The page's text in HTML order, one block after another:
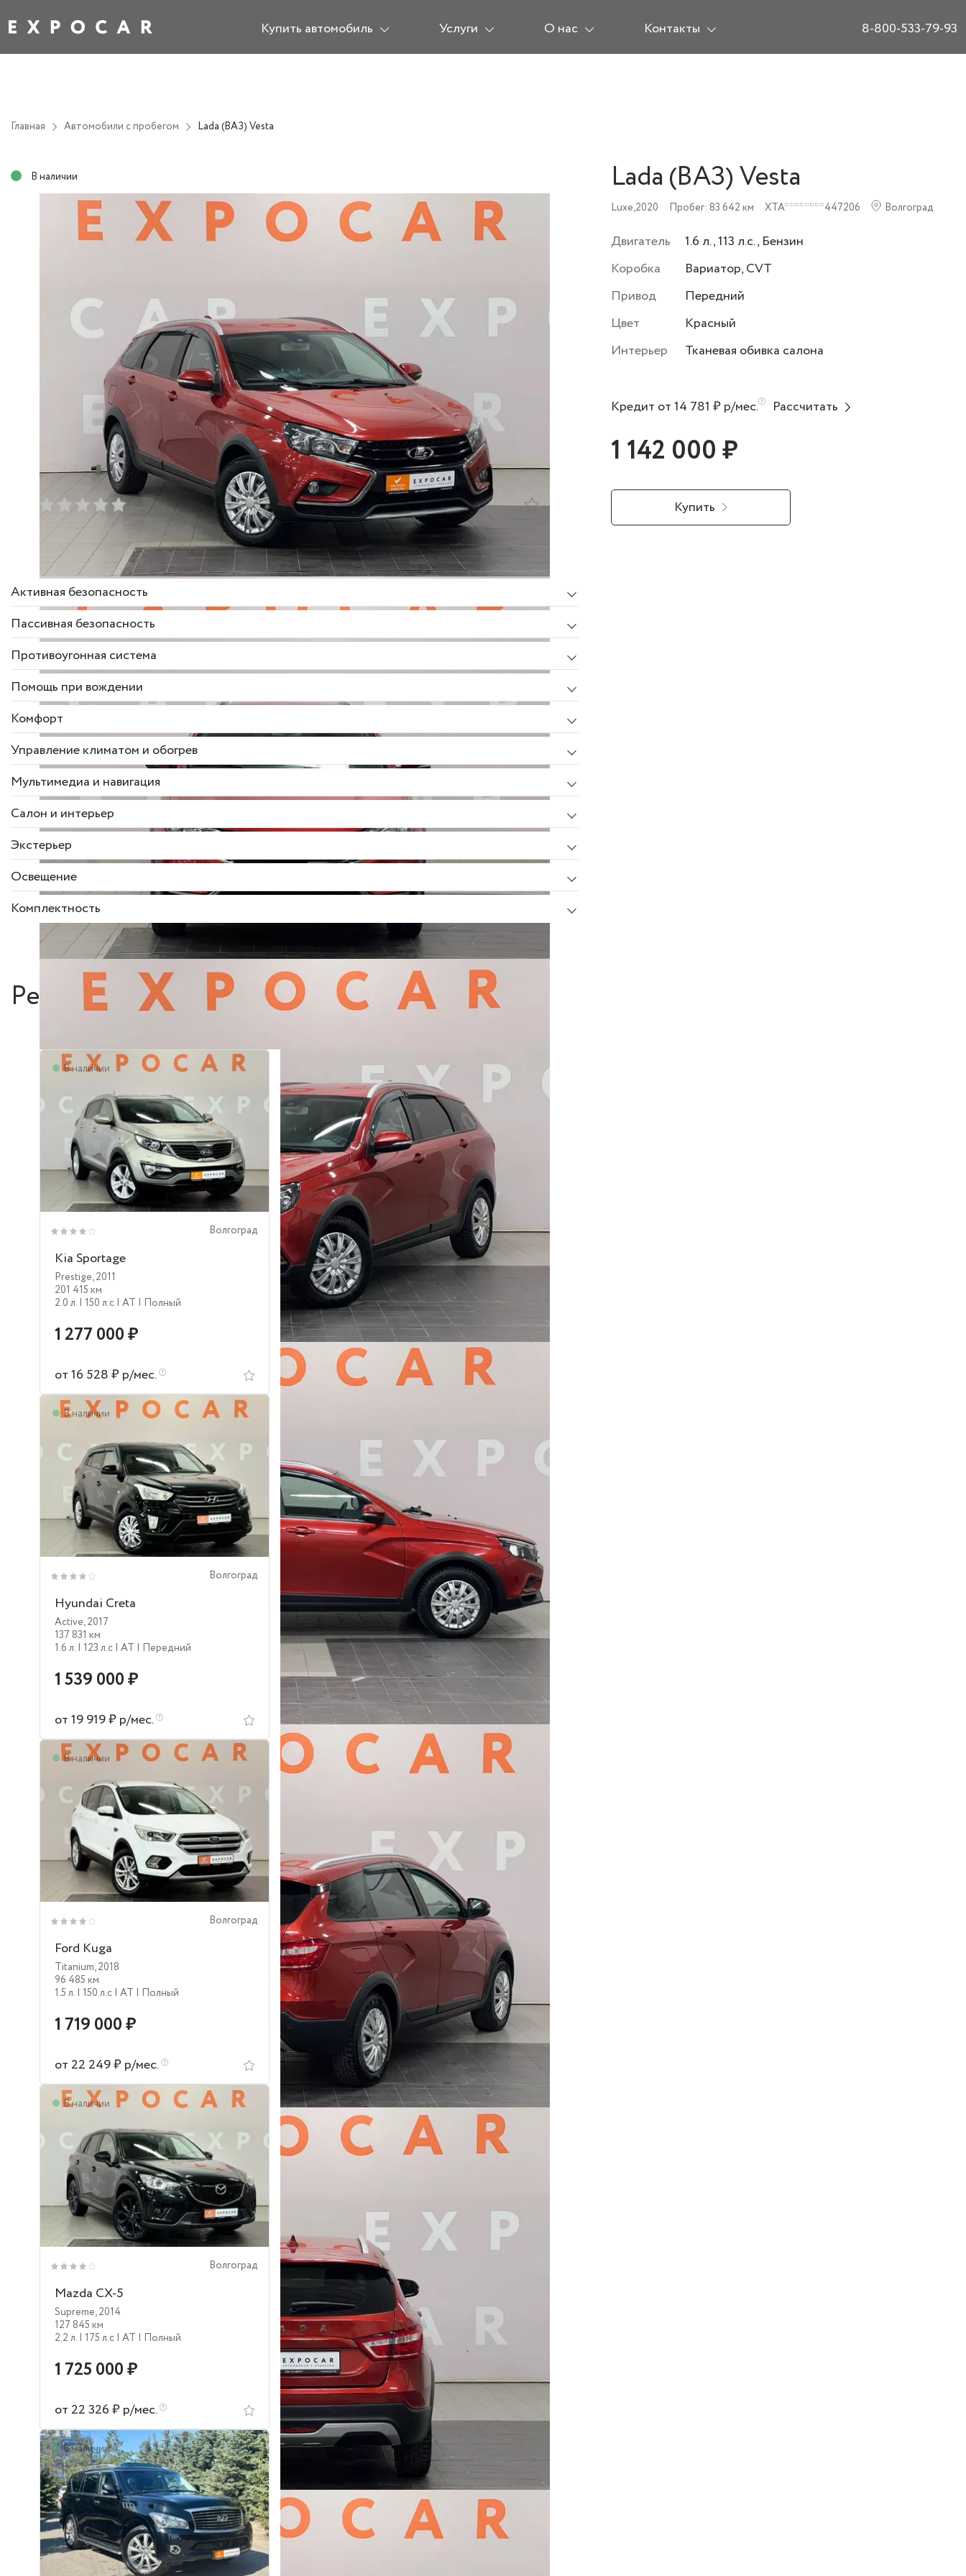
Купить автомобиль Услуги О нас Контакты 8-800-533-79-93
Главная Автомобили с пробегом Lada (ВАЗ) Vesta
В наличии
Описание комплектации Об автомобиле
Активная безопасность
Пассивная безопасность
Противоугонная система
Помощь при вождении
Комфорт
Управление климатом и обогрев
Мультимедиа и навигация
Салон и интерьер
Экстерьер
Освещение
Комплектность
Lada (ВАЗ) Vesta
Luxe,2020 Пробег: 83 642 км XTA********447206 Волгоград
Двигатель
1.6 л., 113 л.с., Бензин
Коробка
Вариатор, CVT
Привод
Передний
Цвет
Красный
Интерьер
Тканевая обивка салона
Кредит от 14 781 ₽ р/мес. Рассчитать
1 142 000 ₽
Купить
Рекомендуем
В наличии
Волгоград
Kia Sportage
Prestige,2011
201 415 км
2.0 л. | 150 л.c | AT | Полный
1 277 000 ₽
от 16 528 ₽ р/мес.
В наличии
Волгоград
Hyundai Creta
Active,2017
137 831 км
1.6 л. | 123 л.c | AT | Передний
1 539 000 ₽
от 19 919 ₽ р/мес.
В наличии
Волгоград
Ford Kuga
Titanium,2018
96 485 км
1.5 л. | 150 л.c | AT | Полный
1 719 000 ₽
от 22 249 ₽ р/мес.
В наличии
Волгоград
Mazda CX-5
Supreme,2014
127 845 км
2.2 л. | 175 л.c | AT | Полный
1 725 000 ₽
от 22 326 ₽ р/мес.
В наличии